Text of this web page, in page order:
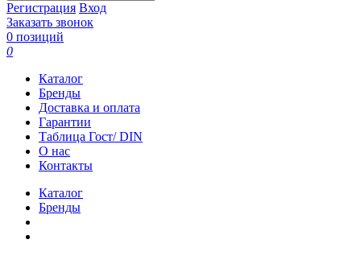
Регистрация Вход
Заказать звонок
0 позиций
0
Каталог
Бренды
Доставка и оплата
Гарантии
Таблица Гост/ DIN
О нас
Контакты
Каталог
Бренды